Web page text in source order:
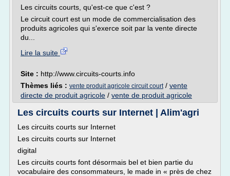
Les circuits courts, qu'est-ce que c'est ?
Le circuit court est un mode de commercialisation des
produits agricoles qui s'exerce soit par la vente directe
du...
Lire la suite
Site : http://www.circuits-courts.info
Thèmes liés : vente produit agricole circuit court/ vente
directe de produit agricole / vente de produit agricole
Les circuits courts sur Internet | Alim'agri
Les circuits courts sur Internet
Les circuits courts sur Internet
digital
Les circuits courts font désormais bel et bien partie du
vocabulaire des consommateurs, le made in « près de chez